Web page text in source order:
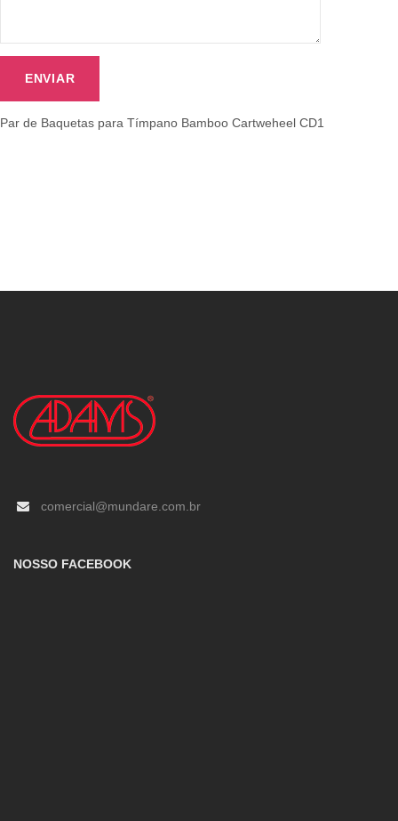
Par de Baquetas para Tímpano Bamboo Cartweheel CD1
comercial@mundare.com.br
NOSSO FACEBOOK